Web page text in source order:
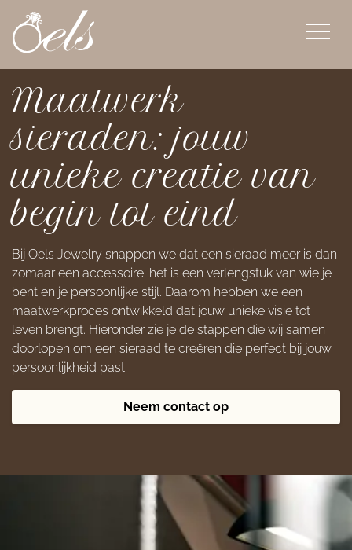
overslaan
Maatwerk
sieraden: jouw
unieke creatie van
begin tot eind
Bij Oels Jewelry snappen we dat een sieraad meer is dan
zomaar een accessoire; het is een verlengstuk van wie je
bent en je persoonlijke stijl. Daarom hebben we een
maatwerkproces ontwikkeld dat jouw unieke visie tot
leven brengt. Hieronder zie je de stappen die wij samen
doorlopen om een sieraad te creëren die perfect bij jouw
persoonlijkheid past.
Neem contact op